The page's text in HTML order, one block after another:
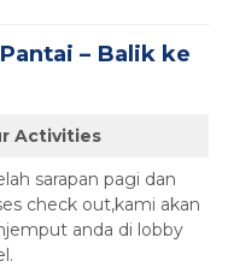
– Balik ke
Activities
sarapan pagi dan
check out,kami akan
anda di lobby